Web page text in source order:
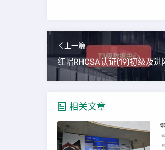
上一篇
相关文章